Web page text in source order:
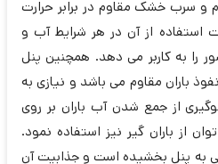
و سرب خشک مقاوم در برابر حرارت
استفاده از آن در هر شرایط آب و
را به کاربر می دهد. همچنین پنل
باران مقاوم می باشد و نیازی به
از جمع شدن آب باران بر روی
از باران گیر نیز استفاده نمود.
به پنل بخشیده است و جذابیت آن